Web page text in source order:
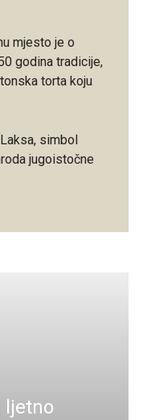
mjesto je o
godina tradicije,
torta koju
simbol
jugoistočne
ljetno